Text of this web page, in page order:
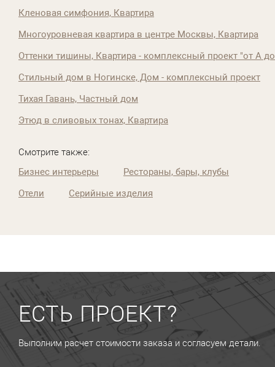
Кленовая симфония, Квартира
Многоуровневая квартира в центре Москвы, Квартира
Оттенки тишины, Квартира - комплексный проект "от А
Стильный дом в Ногинске, Дом - комплексный проект
Тихая Гавань, Частный дом
Этюд в сливовых тонах, Квартира
Смотрите также:
Бизнес интерьеры
Рестораны, бары, клубы
Отели
Серийные изделия
ЕСТЬ ПРОЕКТ?
Выполним расчет стоимости заказа и согласуем детали.